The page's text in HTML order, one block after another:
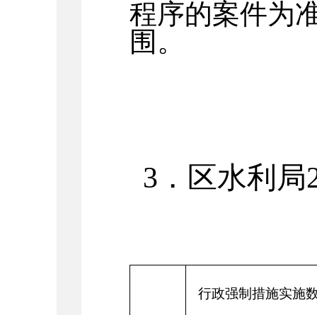
程序的案件为
围。
3 ．区水利局
行政强制措施实施